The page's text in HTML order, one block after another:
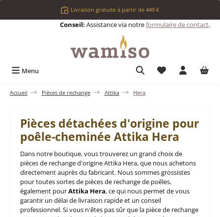
Passer au contenu principalLivraison gratuite à partir de 449 €
Conseil: Assistance via notreformulaire de contact.
Menu Vous avez 0
Accueil Pièces de rechange Attika Hera
Pièces détachées d'origine pour
poêle-cheminée Attika Hera
Dans notre boutique, vous trouverez un grand choix de
pièces de rechange d'origine Attika Hera, que nous achetons
directement auprès du fabricant. Nous sommes grossistes
pour toutes sortes de pièces de rechange de poêles,
également pourAttika Hera, ce qui nous permet de vous
garantir un délai de livraison rapide et un conseil
professionnel. Si vous n'êtes pas sûr que la pièce de rechange